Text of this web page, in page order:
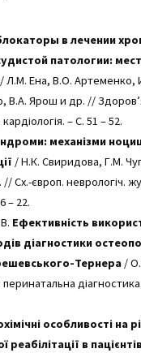
в лечении
патологии:
Л.М. Ена, В.О. Артеменко,
В.А. Ярош и др. //
– С. 51 – 52.
механізми
/ Н.К. Свиридова, Г.М.
// Сх.-європ. неврологіч.
– 22.
Ефективність
діагностики
Тернера/
перинатальна
особливості на
реабілітації в